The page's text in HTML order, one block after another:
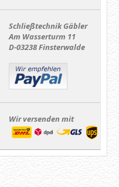
Schließtechnik Gäbler
Am Wasserturm 11
D-03238 Finsterwalde
Wir versenden mit